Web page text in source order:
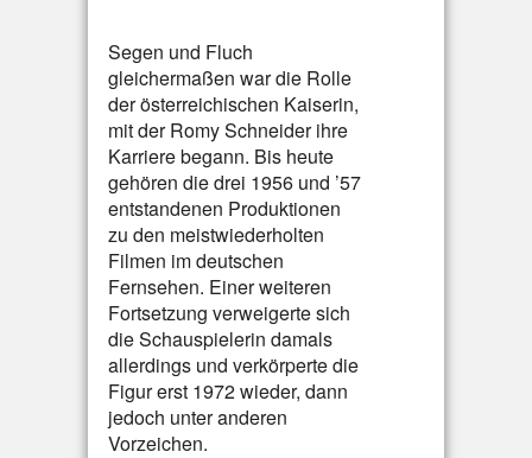
Segen und Fluch
gleichermaßen war die Rolle
der österreichischen Kaiserin,
mit der Romy Schneider ihre
Karriere begann. Bis heute
gehören die drei 1956 und ’57
entstandenen Produktionen
zu den meistwiederholten
Filmen im deutschen
Fernsehen. Einer weiteren
Fortsetzung verweigerte sich
die Schauspielerin damals
allerdings und verkörperte die
Figur erst 1972 wieder, dann
jedoch unter anderen
Vorzeichen.